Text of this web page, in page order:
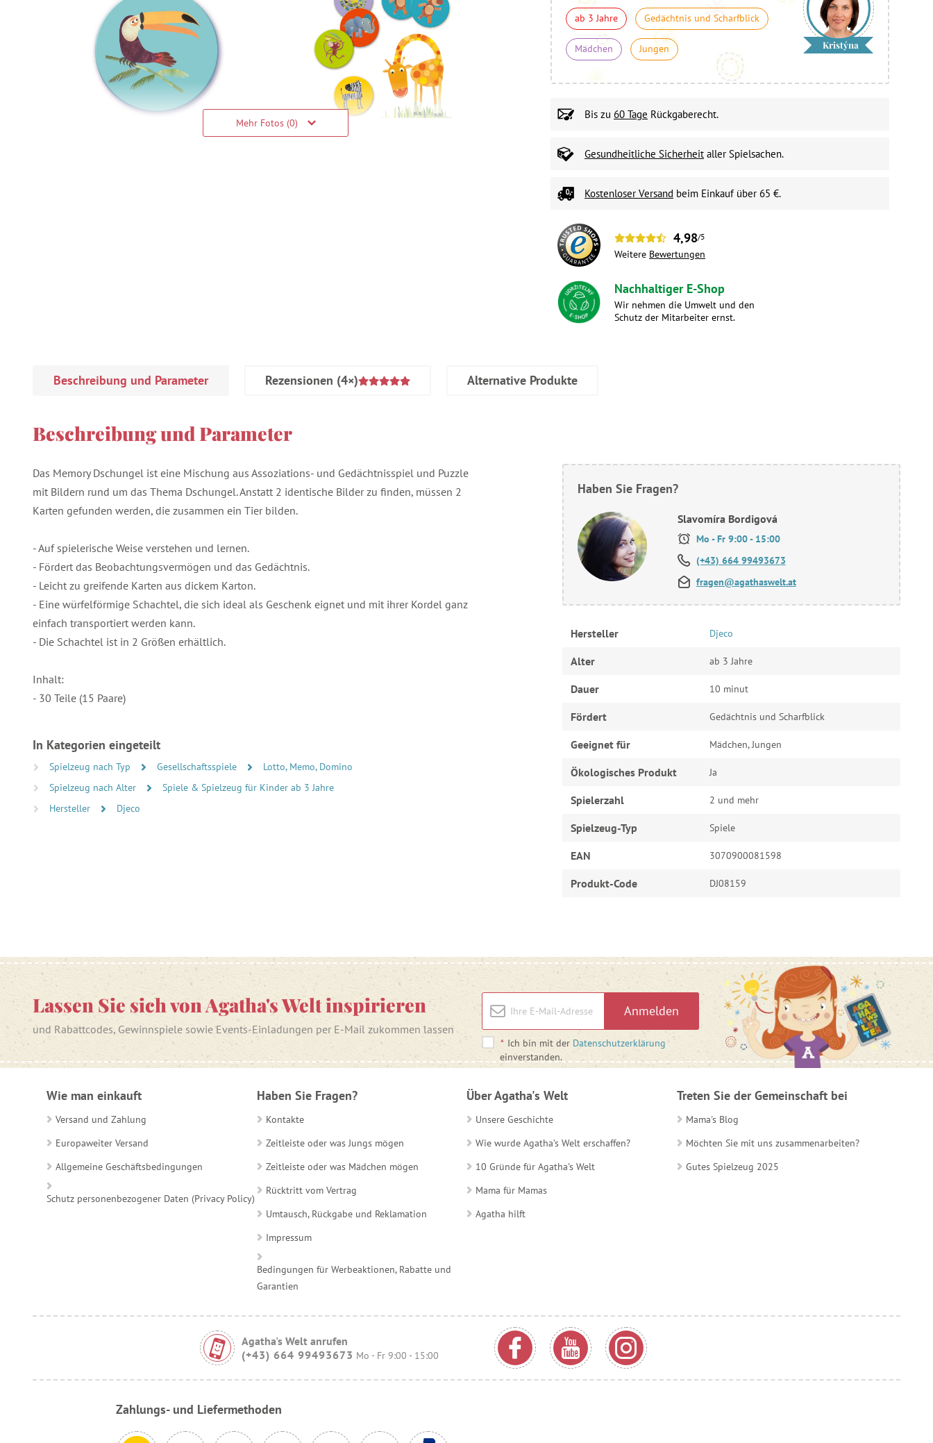
Mehr Fotos (0)
ab 3 Jahre Gedächtnis und Scharfblick
Mädchen Jungen Kristýna
Bis zu 60 Tage Rückgaberecht.
Gesundheitliche Sicherheit aller Spielsachen.
Kostenloser Versand beim Einkauf über 65 €.
4,98/5
Weitere Bewertungen
Nachhaltiger E-Shop
Wir nehmen die Umwelt und den
Schutz der Mitarbeiter ernst.
Beschreibung und Parameter Rezensionen (4×) Alternative Produkte
Beschreibung und Parameter
Das Memory Dschungel ist eine Mischung aus Assoziations- und Gedächtnisspiel und Puzzle
mit Bildern rund um das Thema Dschungel. Anstatt 2 identische Bilder zu finden, müssen 2
Karten gefunden werden, die zusammen ein Tier bilden.
- Auf spielerische Weise verstehen und lernen.
- Fördert das Beobachtungsvermögen und das Gedächtnis.
- Leicht zu greifende Karten aus dickem Karton.
- Eine würfelförmige Schachtel, die sich ideal als Geschenk eignet und mit ihrer Kordel ganz
einfach transportiert werden kann.
- Die Schachtel ist in 2 Größen erhältlich.
Inhalt:
- 30 Teile (15 Paare)
In Kategorien eingeteilt
Spielzeug nach Typ Gesellschaftsspiele
Lotto, Memo, Domino
Spielzeug nach Alter
Spiele & Spielzeug für Kinder ab 3 Jahre
Hersteller
Djeco
Haben Sie Fragen?
Slavomíra Bordigová
Mo - Fr 9:00 - 15:00
(+43) 664 99493673
fragen@agathaswelt.at
Hersteller Djeco
Alter ab 3 Jahre
Dauer 10 minut
Fördert Gedächtnis und Scharfblick
Geeignet für Mädchen, Jungen
Ökologisches Produkt Ja
Spielerzahl 2 und mehr
Spielzeug-Typ Spiele
EAN 3070900081598
Produkt-Code DJ08159
Lassen Sie sich von Agatha's Welt inspirieren
und Rabattcodes, Gewinnspiele sowie Events-Einladungen per E-Mail zukommen lassen
Anmelden
* Ich bin mit der Datenschutzerklärung
einverstanden.
Wie man einkauft
Versand und Zahlung
Europaweiter Versand
Allgemeine Geschäftsbedingungen
Schutz personenbezogener Daten (Privacy Policy)
Haben Sie Fragen?
Kontakte
Zeitleiste oder was Jungs mögen
Zeitleiste oder was Mädchen mögen
Rücktritt vom Vertrag
Umtausch, Rückgabe und Reklamation
Impressum
Bedingungen für Werbeaktionen, Rabatte und
Garantien
Über Agatha's Welt
Unsere Geschichte
Wie wurde Agatha’s Welt erschaffen?
10 Gründe für Agatha's Welt
Mama für Mamas
Agatha hilft
Treten Sie der Gemeinschaft bei
Mama's Blog
Möchten Sie mit uns zusammenarbeiten?
Gutes Spielzeug 2025
Agatha's Welt anrufen
(+43) 664 99493673 Mo - Fr 9:00 - 15:00
Zahlungs- und Liefermethoden